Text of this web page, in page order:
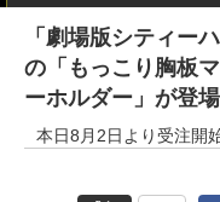
「劇場版シティー
の「もっこり胸板
ーホルダー」が登場
本日8月2日より受注開